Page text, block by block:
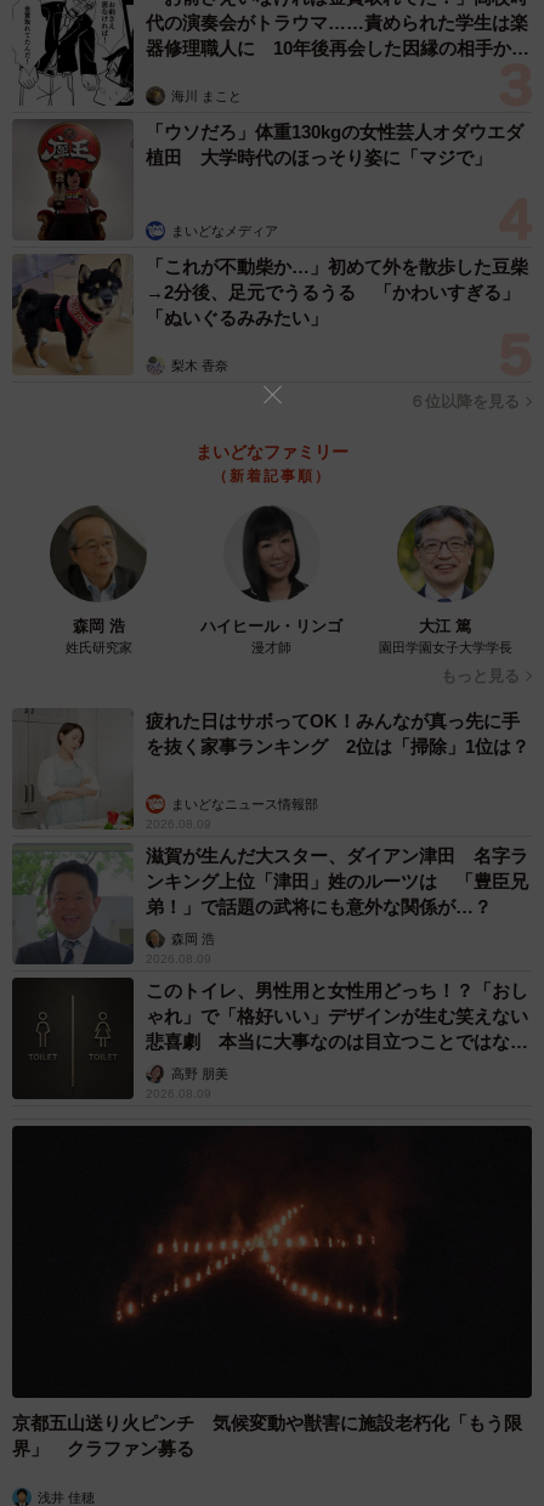
代の演奏会がトラウマ……責められた学生は楽
器修理職人に 10年後再会した因縁の相手から
海川 まこと
「ウソだろ」体重130kgの女性芸人オダウエダ
植田 大学時代のほっそり姿に「マジで」
まいどなメディア
「これが不動柴か…」初めて外を散歩した豆柴
→2分後、足元でうるうる 「かわいすぎる」
「ぬいぐるみみたい」
梨木 香奈
６位以降を見る
まいどなファミリー
（新着記事順）
森岡 浩
姓氏研究家
ハイヒール・リンゴ
漫才師
大江 篤
園田学園女子大学学長
もっと見る
疲れた日はサボってOK！みんなが真っ先に手
を抜く家事ランキング 2位は「掃除」1位は？
まいどなニュース情報部
2026.08.09
滋賀が生んだ大スター、ダイアン津田 名字ラ
ンキング上位「津田」姓のルーツは 「豊臣兄
弟！」で話題の武将にも意外な関係が…？
森岡 浩
2026.08.09
このトイレ、男性用と女性用どっち！？「おし
ゃれ」で「格好いい」デザインが生む笑えない
悲喜劇 本当に大事なのは目立つことではな
く…高野 朋美
2026.08.09
京都五山送り火ピンチ 気候変動や獣害に施設老朽化「もう限
界」 クラファン募る
浅井 佳穂